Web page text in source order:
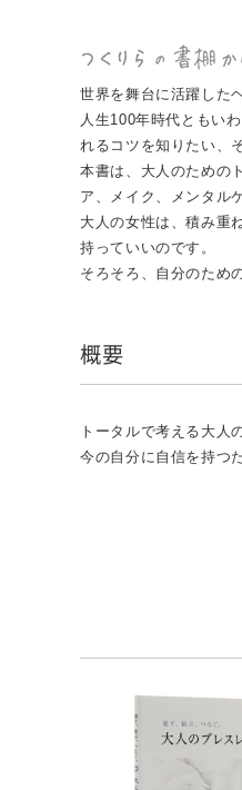
世界を舞台に活躍した
人生100年時代ともい
れるコツを知りたい、
本書は、大人のための
ア、メイク、メンタル
大人の女性は、積み重
持っていいのです。
そろそろ、自分のため
概要
トータルで考える大人
今の自分に自信を持つ